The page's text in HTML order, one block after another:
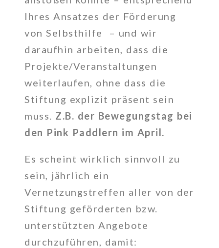
Ihres Ansatzes der Förderung
von Selbsthilfe – und wir
daraufhin arbeiten, dass die
Projekte/Veranstaltungen
weiterlaufen, ohne dass die
Stiftung explizit präsent sein
muss. Z.B. der Bewegungstag bei
den Pink Paddlern im April.
Es scheint wirklich sinnvoll zu
sein, jährlich ein
Vernetzungstreffen aller von der
Stiftung geförderten bzw.
unterstützten Angebote
durchzuführen, damit: